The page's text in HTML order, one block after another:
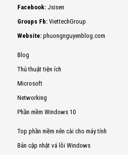
Facebook: Jsisen
Groups Fb: ViettechGroup
Website: phuongnguyenblog.com
Blog
Thủ thuật tiện ích
Microsoft
Networking
Phần mềm Windows 10
Top phần mềm nên cài cho máy tính
Bản cập nhật vá lỗi Windows